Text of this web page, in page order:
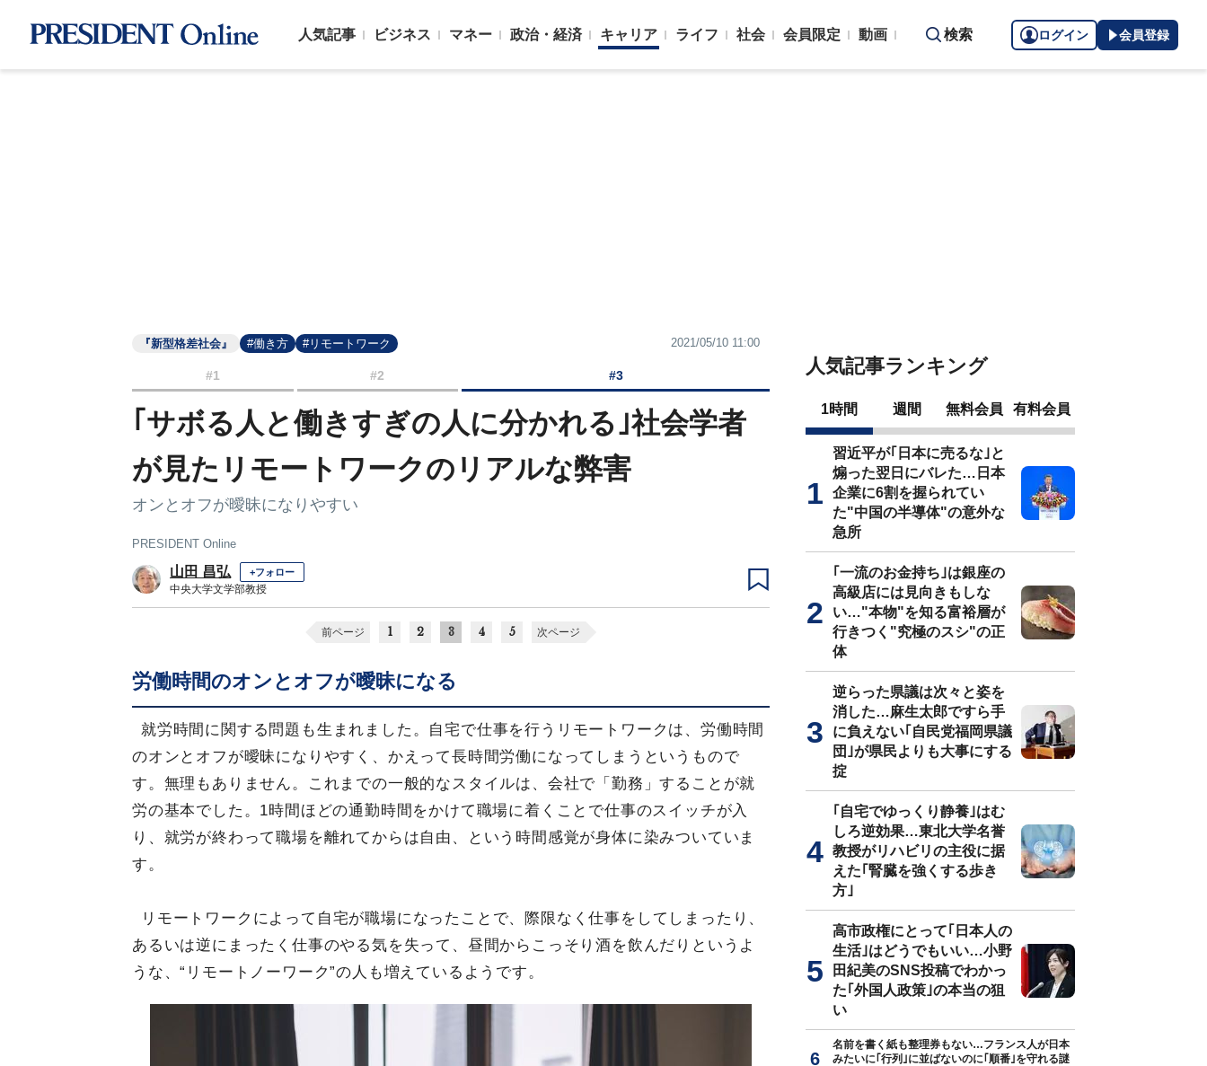
人気記事 ビジネス マネー 政治・経済 キャリア ライフ 社会 会員限定 動画 検索 ログイン 会員登録
『新型格差社会』 #働き方 #リモートワーク 2021/05/10 11:00
#1 #2 #3
｢サボる人と働きすぎの人に分かれる｣社会学者
が見たリモートワークのリアルな弊害
オンとオフが曖昧になりやすい
PRESIDENT Online
山田 昌弘 +フォロー
中央大学文学部教授
前ページ 1 2 3 4 5 次ページ
労働時間のオンとオフが曖昧になる
就労時間に関する問題も生まれました。自宅で仕事を行うリモートワークは、労働時間
のオンとオフが曖昧になりやすく、かえって長時間労働になってしまうというもので
す。無理もありません。これまでの一般的なスタイルは、会社で「勤務」することが就
労の基本でした。1時間ほどの通勤時間をかけて職場に着くことで仕事のスイッチが入
り、就労が終わって職場を離れてからは自由、という時間感覚が身体に染みついていま
す。
リモートワークによって自宅が職場になったことで、際限なく仕事をしてしまったり、
あるいは逆にまったく仕事のやる気を失って、昼間からこっそり酒を飲んだりというよ
うな、“リモートノーワーク”の人も増えているようです。
人気記事ランキング
1時間 週間 無料会員 有料会員
習近平が｢日本に売るな｣と
煽った翌日にバレた…日本
企業に6割を握られてい
た"中国の半導体"の意外な
急所
｢一流のお金持ち｣は銀座の
高級店には見向きもしな
い…"本物"を知る富裕層が
行きつく"究極のスシ"の正
体
逆らった県議は次々と姿を
消した…麻生太郎ですら手
に負えない｢自民党福岡県議
団｣が県民よりも大事にする
掟
｢自宅でゆっくり静養｣はむ
しろ逆効果…東北大学名誉
教授がリハビリの主役に据
えた｢腎臓を強くする歩き
方｣
高市政権にとって｢日本人の
生活｣はどうでもいい…小野
田紀美のSNS投稿でわかっ
た｢外国人政策｣の本当の狙
い
名前を書く紙も整理券もない…フランス人が日本
みたいに｢行列｣に並ばないのに｢順番｣を守れる謎